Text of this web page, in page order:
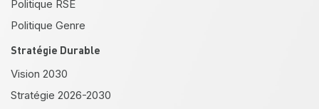
Politique RSE
Politique Genre
Stratégie Durable
Vision 2030
Stratégie 2026-2030